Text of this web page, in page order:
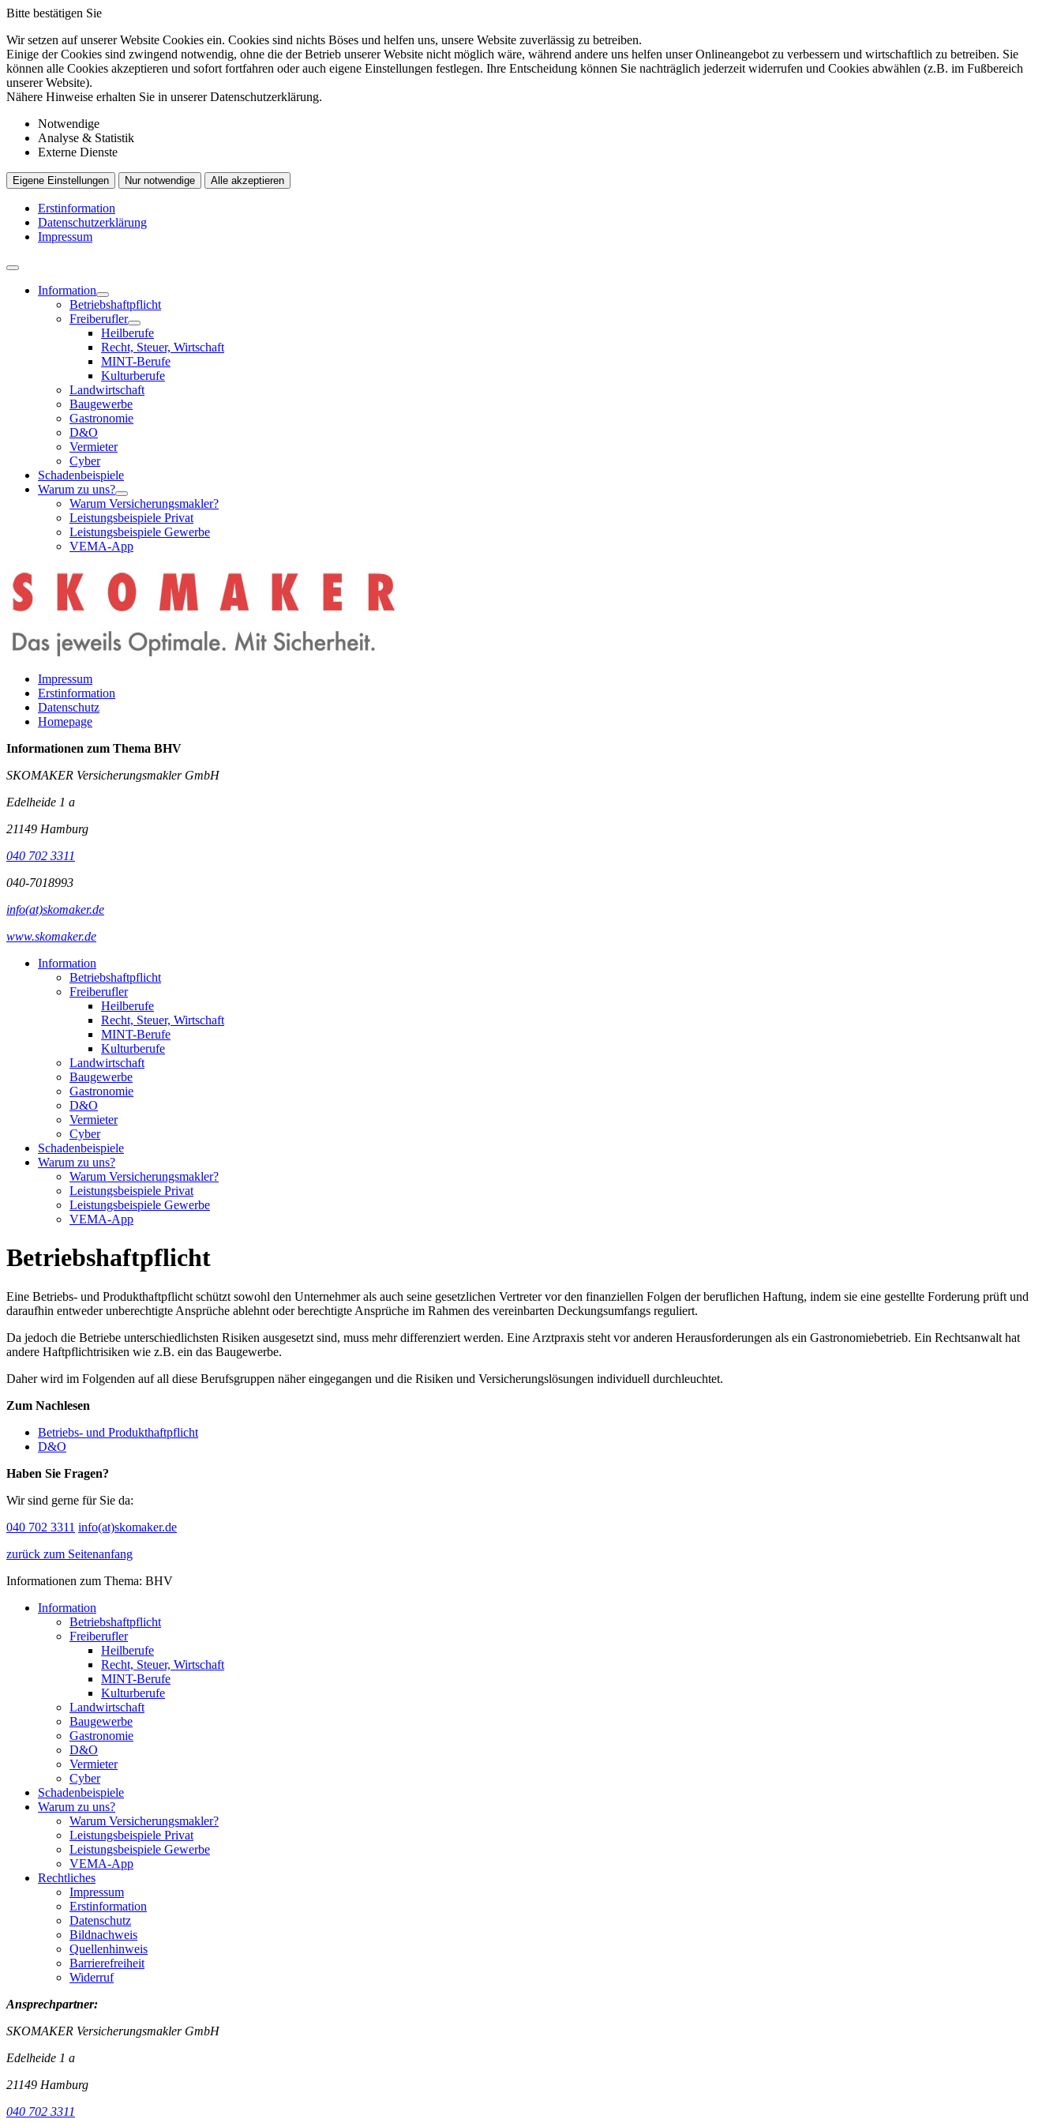
Bitte bestätigen Sie
Wir setzen auf unserer Website Cookies ein. Cookies sind nichts Böses und helfen uns, unsere Website zuverlässig zu betreiben.
Einige der Cookies sind zwingend notwendig, ohne die der Betrieb unserer Website nicht möglich wäre, während andere uns helfen unser Onlineangebot zu verbessern und wirtschaftlich zu betreiben. Sie
können alle Cookies akzeptieren und sofort fortfahren oder auch eigene Einstellungen festlegen. Ihre Entscheidung können Sie nachträglich jederzeit widerrufen und Cookies abwählen (z.B. im Fußbereich
unserer Website).
Nähere Hinweise erhalten Sie in unserer Datenschutzerklärung.
Notwendige
Analyse & Statistik
Externe Dienste
Eigene Einstellungen Nur notwendige Alle akzeptieren
Erstinformation
Datenschutzerklärung
Impressum
Information
Betriebshaftpflicht
Freiberufler
Heilberufe
Recht, Steuer, Wirtschaft
MINT-Berufe
Kulturberufe
Landwirtschaft
Baugewerbe
Gastronomie
D&O
Vermieter
Cyber
Schadenbeispiele
Warum zu uns?
Warum Versicherungsmakler?
Leistungsbeispiele Privat
Leistungsbeispiele Gewerbe
VEMA-App
Impressum
Erstinformation
Datenschutz
Homepage
Informationen zum Thema BHV
SKOMAKER Versicherungsmakler GmbH
Edelheide 1 a
21149 Hamburg
040 702 3311
040-7018993
info(at)skomaker.de
www.skomaker.de
Information
Betriebshaftpflicht
Freiberufler
Heilberufe
Recht, Steuer, Wirtschaft
MINT-Berufe
Kulturberufe
Landwirtschaft
Baugewerbe
Gastronomie
D&O
Vermieter
Cyber
Schadenbeispiele
Warum zu uns?
Warum Versicherungsmakler?
Leistungsbeispiele Privat
Leistungsbeispiele Gewerbe
VEMA-App
Betriebshaftpflicht
Eine Betriebs- und Produkthaftpflicht schützt sowohl den Unternehmer als auch seine gesetzlichen Vertreter vor den finanziellen Folgen der beruflichen Haftung, indem sie eine gestellte Forderung prüft und
daraufhin entweder unberechtigte Ansprüche ablehnt oder berechtigte Ansprüche im Rahmen des vereinbarten Deckungsumfangs reguliert.
Da jedoch die Betriebe unterschiedlichsten Risiken ausgesetzt sind, muss mehr differenziert werden. Eine Arztpraxis steht vor anderen Herausforderungen als ein Gastronomiebetrieb. Ein Rechtsanwalt hat
andere Haftpflichtrisiken wie z.B. ein das Baugewerbe.
Daher wird im Folgenden auf all diese Berufsgruppen näher eingegangen und die Risiken und Versicherungslösungen individuell durchleuchtet.
Zum Nachlesen
Betriebs- und Produkthaftpflicht
D&O
Haben Sie Fragen?
Wir sind gerne für Sie da:
040 702 3311 info(at)skomaker.de
zurück zum Seitenanfang
Informationen zum Thema: BHV
Information
Betriebshaftpflicht
Freiberufler
Heilberufe
Recht, Steuer, Wirtschaft
MINT-Berufe
Kulturberufe
Landwirtschaft
Baugewerbe
Gastronomie
D&O
Vermieter
Cyber
Schadenbeispiele
Warum zu uns?
Warum Versicherungsmakler?
Leistungsbeispiele Privat
Leistungsbeispiele Gewerbe
VEMA-App
Rechtliches
Impressum
Erstinformation
Datenschutz
Bildnachweis
Quellenhinweis
Barrierefreiheit
Widerruf
Ansprechpartner:
SKOMAKER Versicherungsmakler GmbH
Edelheide 1 a
21149 Hamburg
040 702 3311